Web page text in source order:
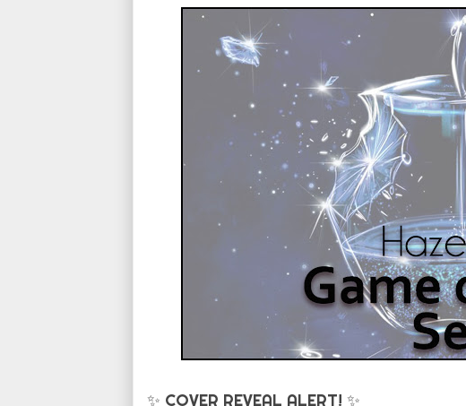
✨ COVER REVEAL ALERT! ✨